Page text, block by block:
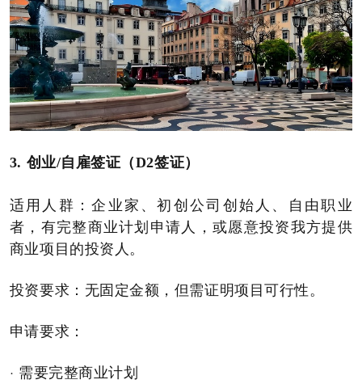
3. 创业/自雇签证（D2签证）
适用人群：企业家、初创公司创始人、自由职业
者，有完整商业计划申请人，或愿意投资我方提供
商业项目的投资人。
投资要求：无固定金额，但需证明项目可行性。
申请要求：
· 需要完整商业计划